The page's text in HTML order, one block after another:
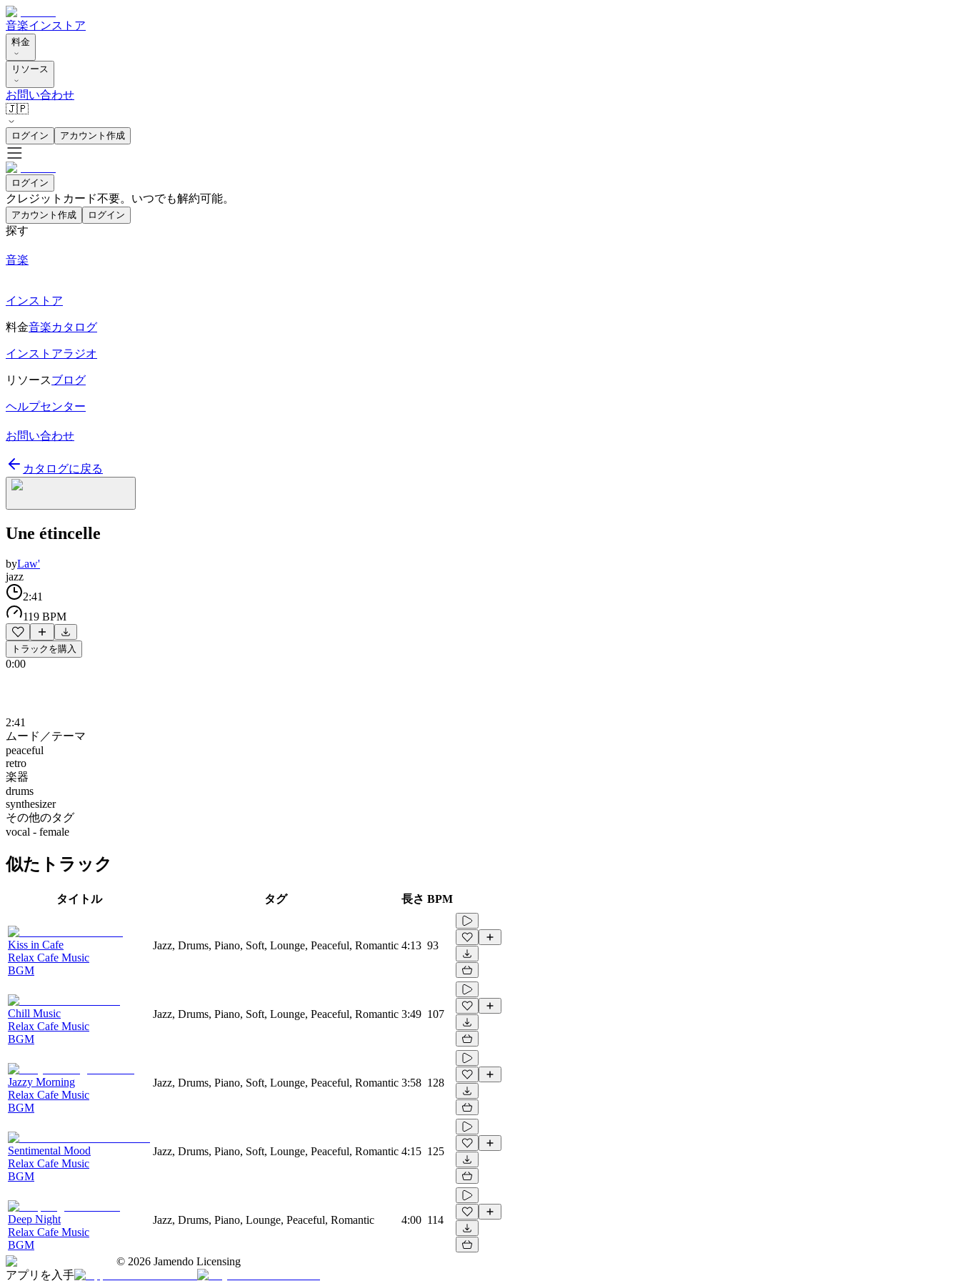
音楽インストア
料金
リソース
お問い合わせ
🇯🇵
ログイン アカウント作成
ログイン
クレジットカード不要。いつでも解約可能。
アカウント作成 ログイン
探す
音楽
インストア
料金音楽カタログ
インストアラジオ
リソースブログ
ヘルプセンター
お問い合わせ
カタログに戻る
Une étincelle
byLaw'
jazz
2:41
119 BPM
トラックを購入
0:00
2:41
ムード／テーマ
peaceful
retro
楽器
drums
synthesizer
その他のタグ
vocal - female
似たトラック
タイトル タグ 長さ BPM
Kiss in Cafe
Relax Cafe Music
BGM
Jazz, Drums, Piano, Soft, Lounge, Peaceful, Romantic 4:13 93
Chill Music
Relax Cafe Music
BGM
Jazz, Drums, Piano, Soft, Lounge, Peaceful, Romantic 3:49 107
Jazzy Morning
Relax Cafe Music
BGM
Jazz, Drums, Piano, Soft, Lounge, Peaceful, Romantic 3:58 128
Sentimental Mood
Relax Cafe Music
BGM
Jazz, Drums, Piano, Soft, Lounge, Peaceful, Romantic 4:15 125
Deep Night
Relax Cafe Music
BGM
Jazz, Drums, Piano, Lounge, Peaceful, Romantic 4:00 114
© 2026 Jamendo Licensing
アプリを入手